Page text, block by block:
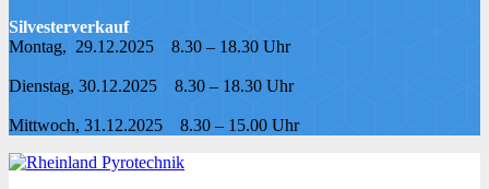
Silvesterverkauf
Montag, 29.12.2025 8.30 – 18.30 Uhr
Dienstag, 30.12.2025 8.30 – 18.30 Uhr
Mittwoch, 31.12.2025 8.30 – 15.00 Uhr